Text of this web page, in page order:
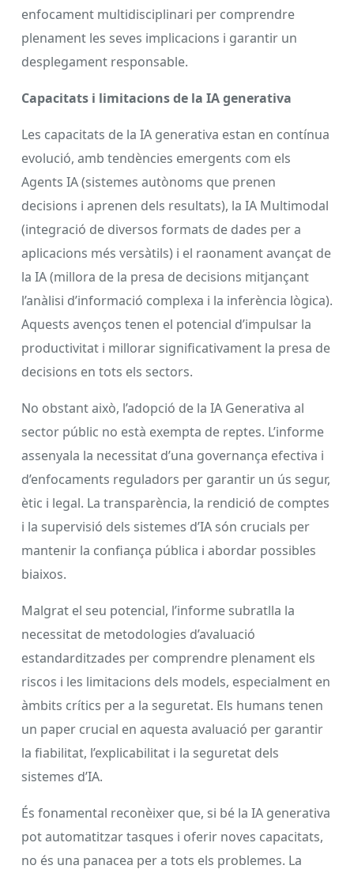
enfocament multidisciplinari per comprendre
plenament les seves implicacions i garantir un
desplegament responsable.
Capacitats i limitacions de la IA generativa
Les capacitats de la IA generativa estan en contínua
evolució, amb tendències emergents com els
Agents IA (sistemes autònoms que prenen
decisions i aprenen dels resultats), la IA Multimodal
(integració de diversos formats de dades per a
aplicacions més versàtils) i el raonament avançat de
la IA (millora de la presa de decisions mitjançant
l’anàlisi d’informació complexa i la inferència lògica).
Aquests avenços tenen el potencial d’impulsar la
productivitat i millorar significativament la presa de
decisions en tots els sectors.
No obstant això, l’adopció de la IA Generativa al
sector públic no està exempta de reptes. L’informe
assenyala la necessitat d’una governança efectiva i
d’enfocaments reguladors per garantir un ús segur,
ètic i legal. La transparència, la rendició de comptes
i la supervisió dels sistemes d’IA són crucials per
mantenir la confiança pública i abordar possibles
biaixos.
Malgrat el seu potencial, l’informe subratlla la
necessitat de metodologies d’avaluació
estandarditzades per comprendre plenament els
riscos i les limitacions dels models, especialment en
àmbits crítics per a la seguretat. Els humans tenen
un paper crucial en aquesta avaluació per garantir
la fiabilitat, l’explicabilitat i la seguretat dels
sistemes d’IA.
És fonamental reconèixer que, si bé la IA generativa
pot automatitzar tasques i oferir noves capacitats,
no és una panacea per a tots els problemes. La